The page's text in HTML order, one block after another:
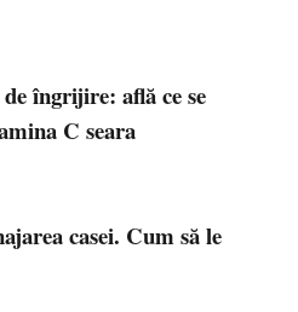
îngrijire: află ce se
C seara
casei. Cum să le